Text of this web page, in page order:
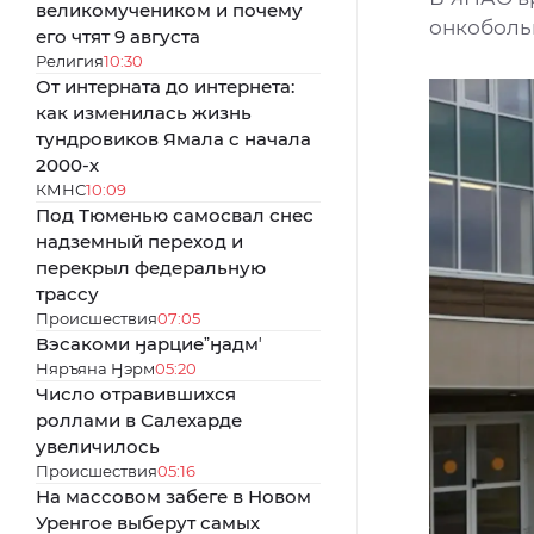
великомучеником и почему
его чтят 9 августа
Религия10:30
От интерната до интернета:
как изменилась жизнь
тундровиков Ямала с начала
2000-х
КМНС10:09
Под Тюменью самосвал снес
надземный переход и
перекрыл федеральную
трассу
Происшествия07:05
Вэсакоми ӈарциеˮӈадмʼ
Няръяна Ӈэрм05:20
Число отравившихся
роллами в Салехарде
увеличилось
Происшествия05:16
На массовом забеге в Новом
Уренгое выберут самых